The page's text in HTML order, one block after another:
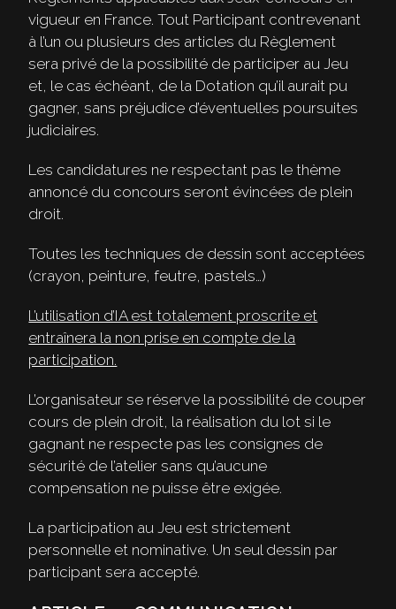
vigueur en France. Tout Participant contrevenant
à l’un ou plusieurs des articles du Règlement
sera privé de la possibilité de participer au Jeu
et, le cas échéant, de la Dotation qu’il aurait pu
gagner, sans préjudice d’éventuelles poursuites
judiciaires.
Les candidatures ne respectant pas le thème
annoncé du concours seront évincées de plein
droit.
Toutes les techniques de dessin sont acceptées
(crayon, peinture, feutre, pastels…)
L’utilisation d’IA est totalement proscrite et
entraînera la non prise en compte de la
participation.
L’organisateur se réserve la possibilité de couper
cours de plein droit, la réalisation du lot si le
gagnant ne respecte pas les consignes de
sécurité de l’atelier sans qu’aucune
compensation ne puisse être exigée.
La participation au Jeu est strictement
personnelle et nominative. Un seul dessin par
participant sera accepté.